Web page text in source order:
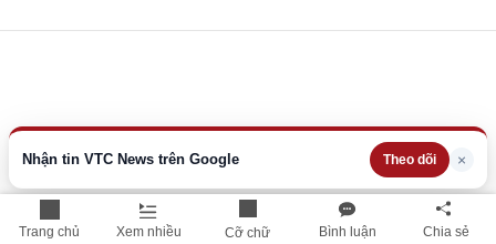
Trang chủ Xem nhiều Cỡ chữ Bình luận Chia sẻ
Nhận tin VTC News trên Google Theo dõi ×